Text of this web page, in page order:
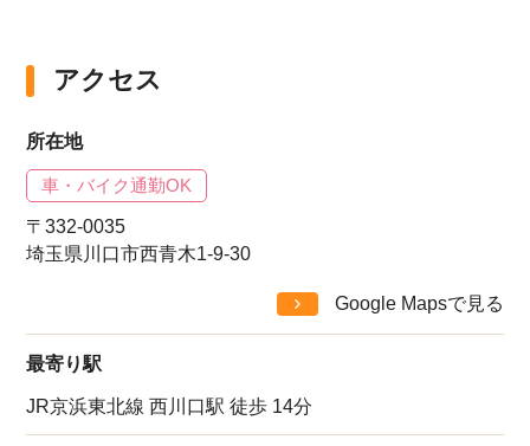
アクセス
所在地
車・バイク通勤OK
〒332-0035
埼玉県川口市西青木1-9-30
Google Mapsで見る
最寄り駅
JR京浜東北線 西川口駅 徒歩 14分